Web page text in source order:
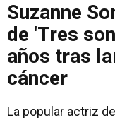
Suzanne
de 'Tres
años tras
cáncer
La popular actriz